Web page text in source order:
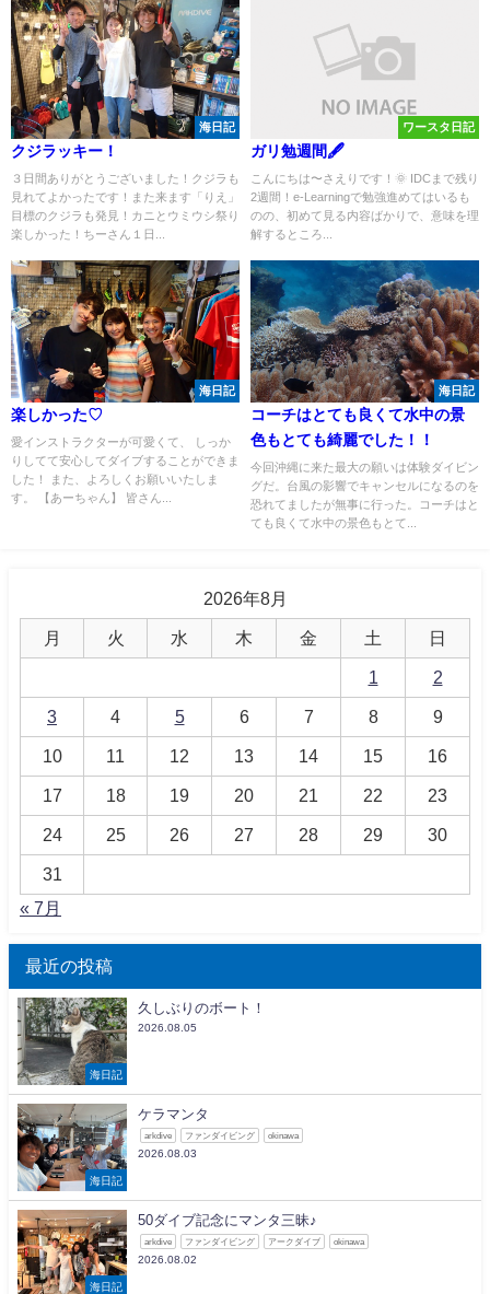
海日記
クジラッキー！
３日間ありがとうございました！クジラも
見れてよかったです！また来ます「りえ」
目標のクジラも発見！カニとウミウシ祭り
楽しかった！ちーさん１日...
ワースタ日記
ガリ勉週間🖋
こんにちは〜さえりです！🌞 IDCまで残り
2週間！e-Learningで勉強進めてはいるも
のの、初めて見る内容ばかりで、意味を理
解するところ...
海日記
楽しかった♡
愛インストラクターが可愛くて、 しっか
りしてて安心してダイブすることができま
した！ また、よろしくお願いいたしま
す。 【あーちゃん】 皆さん...
海日記
コーチはとても良くて水中の景
色もとても綺麗でした！！
今回沖縄に来た最大の願いは体験ダイビン
グだ。台風の影響でキャンセルになるのを
恐れてましたが無事に行った。コーチはと
ても良くて水中の景色もとて...
2026年8月
月 火 水 木 金 土 日
1 2
3 4 5 6 7 8 9
10 11 12 13 14 15 16
17 18 19 20 21 22 23
24 25 26 27 28 29 30
31
« 7月
最近の投稿
海日記
久しぶりのボート！
2026.08.05
海日記
ケラマンタ
arkdive ファンダイビング okinawa
2026.08.03
海日記
50ダイブ記念にマンタ三昧♪
arkdive ファンダイビング アークダイブ okinawa
2026.08.02